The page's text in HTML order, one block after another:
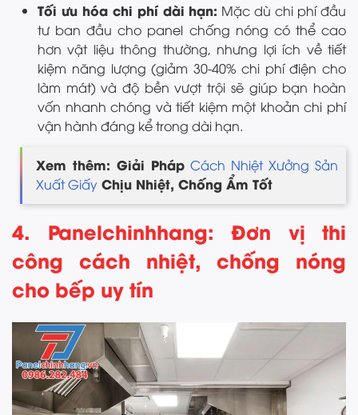
Tối ưu hóa chi phí dài hạn: Mặc dù chi phí đầu
tư ban đầu cho panel chống nóng có thể cao
hơn vật liệu thông thường, nhưng lợi ích về tiết
kiệm năng lượng (giảm 30-40% chi phí điện cho
làm mát) và độ bền vượt trội sẽ giúp bạn hoàn
vốn nhanh chóng và tiết kiệm một khoản chi phí
vận hành đáng kể trong dài hạn.
Xem thêm: Giải PhápCách Nhiệt Xưởng Sản
Xuất Giấy Chịu Nhiệt, Chống Ẩm Tốt
4. Panelchinhhang: Đơn vị thi
công cách nhiệt, chống nóng
cho bếp uy tín